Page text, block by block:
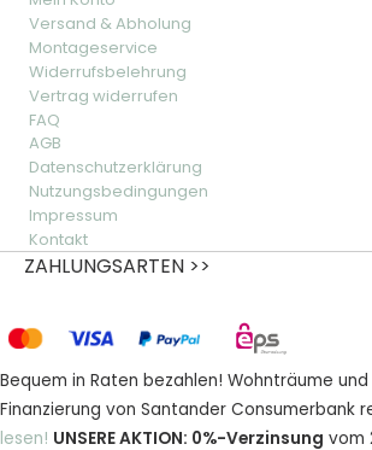
Versand & Abholung
Montageservice
Widerrufsbelehrung
Vertrag widerrufen
FAQ
AGB
Datenschutzerklärung
Nutzungsbedingungen
Impressum
Kontakt
ZAHLUNGSARTEN >>
Bequem in Raten bezahlen! Wohnträume
Finanzierung von Santander Consumerbank
lesen! UNSERE AKTION: 0%-Verzinsung vom